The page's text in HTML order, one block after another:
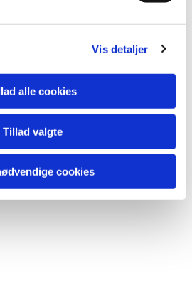
Vis detaljer
alle cookies
Tillad valgte
cookies